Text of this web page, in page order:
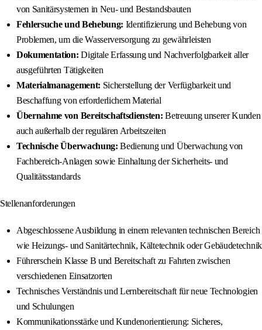
von Sanitärsystemen in Neu- und Bestandsbauten
Fehlersuche und Behebung: Identifizierung und Behebung von
Problemen, um die Wasserversorgung zu gewährleisten
Dokumentation: Digitale Erfassung und Nachverfolgbarkeit aller
ausgeführten Tätigkeiten
Materialmanagement: Sicherstellung der Verfügbarkeit und
Beschaffung von erforderlichem Material
Übernahme von Bereitschaftsdiensten: Betreuung unserer Kunden
auch außerhalb der regulären Arbeitszeiten
Technische Überwachung: Bedienung und Überwachung von
Fachbereich-Anlagen sowie Einhaltung der Sicherheits- und
Qualitätsstandards
Stellenanforderungen
Abgeschlossene Ausbildung in einem relevanten technischen Bereich
wie Heizungs- und Sanitärtechnik, Kältetechnik oder Gebäudetechnik
Führerschein Klasse B und Bereitschaft zu Fahrten zwischen
verschiedenen Einsatzorten
Technisches Verständnis und Lernbereitschaft für neue Technologien
und Schulungen
Kommunikationsstärke und Kundenorientierung: Sicheres,